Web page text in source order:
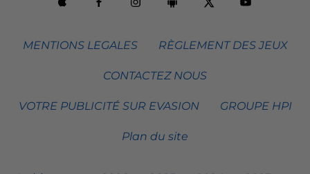
MENTIONS LEGALES RÈGLEMENT DES JEUX
CONTACTEZ NOUS
VOTRE PUBLICITÉ SUR EVASION GROUPE HPI
Plan du site